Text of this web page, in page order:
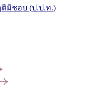
ติมิชอบ (ป.ป.ท.)